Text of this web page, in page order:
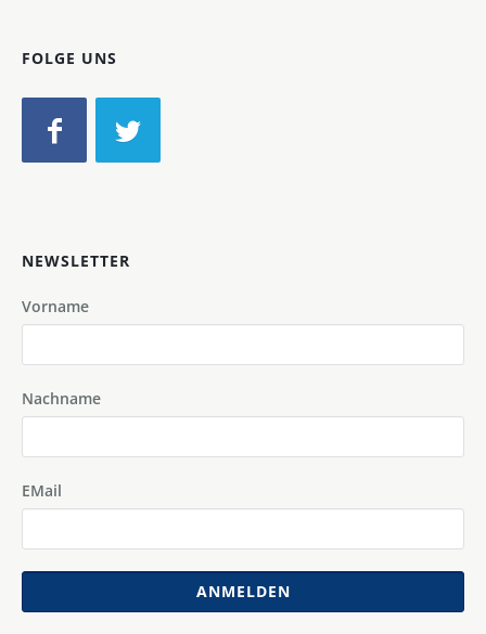
FOLGE UNS
NEWSLETTER
Vorname
Nachname
EMail
ANMELDEN